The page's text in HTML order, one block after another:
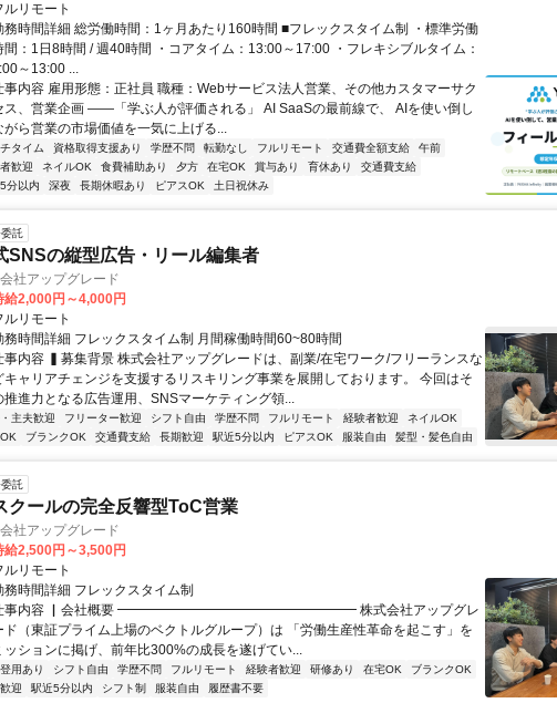
ルリモート
務時間詳細 総労働時間：1ヶ月あたり160時間 ■フレックスタイム制 ・標準労働
間：1日8時間 / 週40時間 ・コアタイム：13:00～17:00 ・フレキシブルタイム：
～13:00 ...
事内容 雇用形態：正社員 職種：Webサービス法人営業、その他カスタマーサク
ス、営業企画 ――「学ぶ人が評価される」 AI SaaSの最前線で、 AIを使い倒し
がら営業の市場価値を一気に上げる...
タイム 資格取得支援あり 学歴不問 転勤なし フルリモート 交通費全額支給
午前
歓迎
ネイルOK 食費補助あり 夕方 在宅OK 賞与あり 育休あり
交通費支給
分以内
深夜 長期休暇あり ピアスOK 土日祝休み
託
SNSの縦型広告・リール編集者
社アップグレード
給2,000円～4,000円
ルリモート
務時間詳細 フレックスタイム制 月間稼働時間60~80時間
事内容 ▍募集背景 株式会社アップグレードは、副業/在宅ワーク/フリーランスな
キャリアチェンジを支援するリスキリング事業を展開しております。 今回はそ
推進力となる広告運用、SNSマーケティング領...
主夫歓迎 フリーター歓迎 シフト自由 学歴不問 フルリモート 経験者歓迎
ネイルOK
ブランクOK 交通費支給 長期歓迎 駅近5分以内 ピアスOK 服装自由 髪型・髪色自由
託
クールの完全反響型ToC営業
社アップグレード
給2,500円～3,500円
ルリモート
務時間詳細 フレックスタイム制
事内容 ▏会社概要 ━━━━━━━━━━━━━━━━━━ 株式会社アップグレ
ド（東証プライム上場のベクトルグループ）は 「労働生産性革命を起こす」を
ッションに掲げ、前年比300%の成長を遂げてい...
用あり シフト自由 学歴不問 フルリモート 経験者歓迎 研修あり 在宅OK
ブランクOK
迎
駅近5分以内 シフト制 服装自由 履歴書不要